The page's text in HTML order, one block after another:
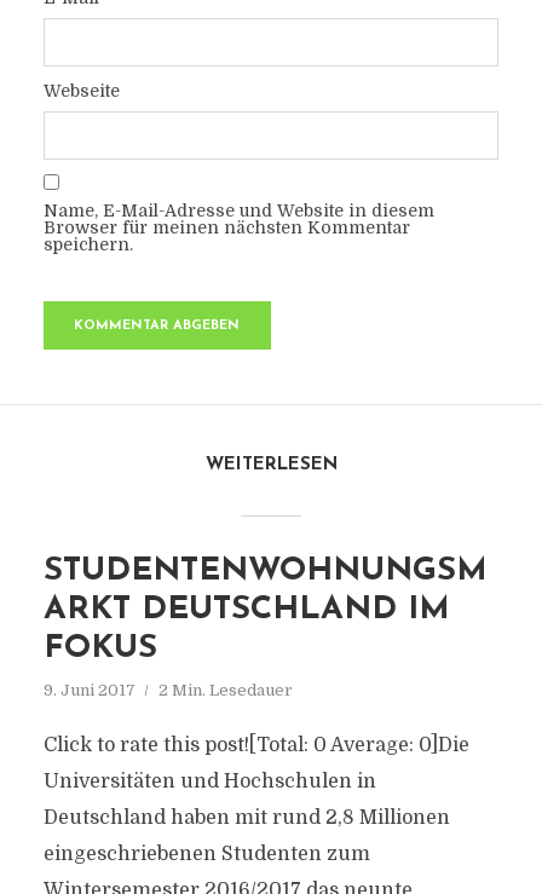
Webseite
Name, E-Mail-Adresse und Website in diesem
Browser für meinen nächsten Kommentar
speichern.
WEITERLESEN
STUDENTENWOHNUNGSM
ARKT DEUTSCHLAND IM
FOKUS
9. Juni 2017 2 Min. Lesedauer
Click to rate this post![Total: 0 Average: 0]Die
Universitäten und Hochschulen in
Deutschland haben mit rund 2,8 Millionen
eingeschriebenen Studenten zum